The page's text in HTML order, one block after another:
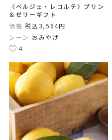
〈ベルジェ・レコルテ〉プリン
＆ゼリーギフト
価格 税込3,564円
シーン おみやげ
4